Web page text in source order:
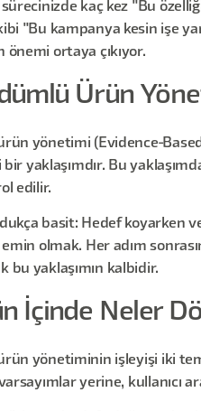
kaç kez "Bu
"Bu kampanya kesin işe
ortaya çıkıyor.
Ürün
yönetimi (Evidence-
yaklaşımdır. Bu
edilir.
basit: Hedef koyarken
olmak. Her adım
bu yaklaşımın kalbidir.
İçinde Neler
yönetiminin işleyişi iki
yerine, kullanıcı